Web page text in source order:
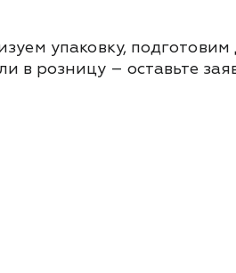
упаковку,
в розницу – оставьте